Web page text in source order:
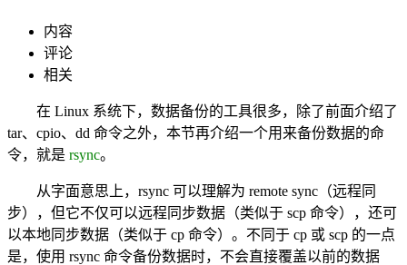
内容
评论
相关
在 Linux 系统下，数据备份的工具很多，除了前面介绍了
tar、cpio、dd 命令之外，本节再介绍一个用来备份数据的命
令，就是 rsync。
从字面意思上，rsync 可以理解为 remote sync（远程同
步），但它不仅可以远程同步数据（类似于 scp 命令），还可
以本地同步数据（类似于 cp 命令）。不同于 cp 或 scp 的一点
是，使用 rsync 命令备份数据时，不会直接覆盖以前的数据